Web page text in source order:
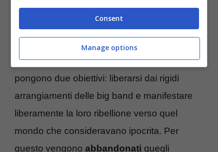
e che fu usato dal trombettista come titolo di
una delle sue composizioni più famose.
Con il movimento bop, i musicisti neri si
pongono due obiettivi: liberarsi dai rigidi
arrangiamenti delle big band e manifestare
liberamente la loro ribellione verso quel
mondo che consideravano ipocrita. Per
questo vengono abbandonati quegli
Consent
Manage options